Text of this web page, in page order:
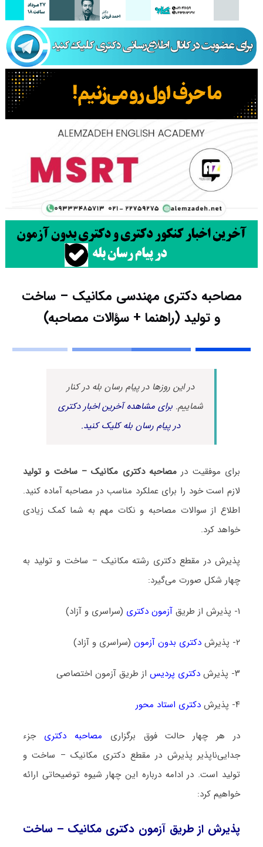
مصاحبه دکتری مهندسی مکانیک – ساخت
و تولید (راهنما + سؤالات مصاحبه)
در این روزها در پیام رسان بله در کنار
شماییم.برای مشاهده آخرین اخبار دکتری
در پیام رسان بله کلیک کنید.
برای موفقیت در مصاحبه دکتری مکانیک – ساخت و تولید
لازم است خود را برای عملکرد مناسب در مصاحبه آماده کنید.
اطلاع از سوالات مصاحبه و نکات مهم به شما کمک زیادی
خواهد کرد.
پذیرش در مقطع دکتری رشته مکانیک – ساخت و تولید به
چهار شکل صورت می‌گیرد:
۱- پذیرش از طریق آزمون دکتری (سراسری و آزاد)
۲- پذیرش دکتری بدون آزمون(سراسری و آزاد)
۳- پذیرش دکتری پردیساز طریق آزمون اختصاصی
۴- پذیرش دکتری استاد محور
در هر چهار حالت فوق برگزاری مصاحبه دکتری جزء
جدایی‌ناپذیر پذیرش در مقطع دکتری مکانیک – ساخت و
تولید است. در ادامه درباره این چهار شیوه توضیحاتی ارائه
خواهیم کرد:
پذیرش از طریق آزمون دکتری مکانیک – ساخت